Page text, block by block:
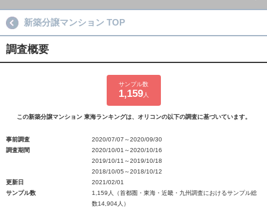
新築分譲マンション TOP
調査概要
サンプル数
1,159人
この新築分譲マンション 東海ランキングは、オリコンの以下の調査に基づいています。
事前調査
2020/07/07～2020/09/30
調査期間
2020/10/01～2020/10/16
2019/10/11～2019/10/18
2018/10/05～2018/10/12
更新日
2021/02/01
サンプル数
1,159人（首都圏・東海・近畿・九州調査におけるサンプル総
数14,904人）